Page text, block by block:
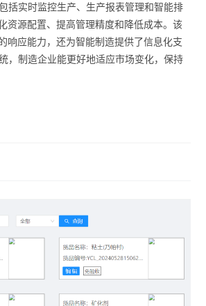
括实时监控生产、生产报表管理和智能排
资源配置、提高管理精度和降低成本。该
响应能力，还为智能制造提供了信息化支
，制造企业能更好地适应市场变化，保持